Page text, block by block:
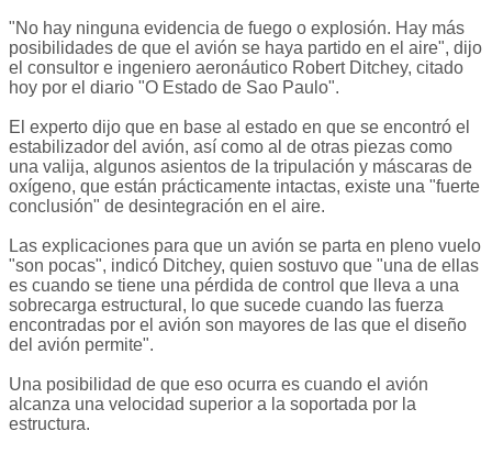
"No hay ninguna evidencia de fuego o explosión. Hay más
posibilidades de que el avión se haya partido en el aire", dijo
el consultor e ingeniero aeronáutico Robert Ditchey, citado
hoy por el diario "O Estado de Sao Paulo".
El experto dijo que en base al estado en que se encontró el
estabilizador del avión, así como al de otras piezas como
una valija, algunos asientos de la tripulación y máscaras de
oxígeno, que están prácticamente intactas, existe una "fuerte
conclusión" de desintegración en el aire.
Las explicaciones para que un avión se parta en pleno vuelo
"son pocas", indicó Ditchey, quien sostuvo que "una de ellas
es cuando se tiene una pérdida de control que lleva a una
sobrecarga estructural, lo que sucede cuando las fuerza
encontradas por el avión son mayores de las que el diseño
del avión permite".
Una posibilidad de que eso ocurra es cuando el avión
alcanza una velocidad superior a la soportada por la
estructura.